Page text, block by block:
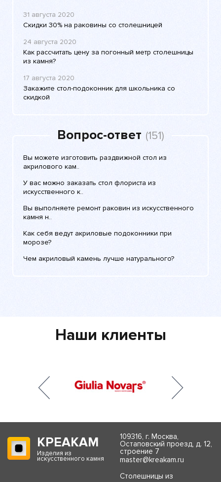
31 августа 2020
Скидки 30% на раковины со столешницей
24 августа 2020
Как рассчитать цену за погонный метр столешницы
из камня?
17 августа 2020
Закажите стол-подоконник для школьника со
скидкой
Вопрос-ответ (151)
Вы можете изготовить раздвижной стол из
акрилового кам..
У вас можно заказать стол флориста из
искусственного к..
Вы выполняете ремонт раковин из искусственного
камня н..
Как себя ведут акриловые подоконники при
морозе?
Чем акриловый камень лучше натурального?
Наши клиенты
КРЕАКАМ
Изделия из
искусственного камня
109316, г. Москва,
Остаповский проезд, д. 12,
строение 7
master@kreakam.ru
Столешницы из